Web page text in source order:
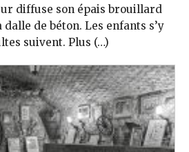
diffuse son épais brouillard
de béton. Les enfants s’y
suivent. Plus (…)